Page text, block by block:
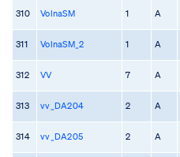
310 VolnaSM 1 A
311 VolnaSM_2 1 A
312 VV 7 A
313 vv_DA204 2 A
314 vv_DA205 2 A